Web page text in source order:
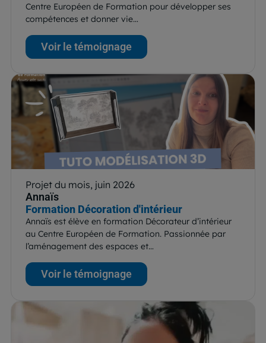
Centre Européen de Formation pour développer ses
compétences et donner vie…
Voir le témoignage
Projet du mois, juin 2026
Annaïs
Formation Décoration d'intérieur
Annaïs est élève en formation Décorateur d’intérieur
au Centre Européen de Formation. Passionnée par
l’aménagement des espaces et…
Voir le témoignage